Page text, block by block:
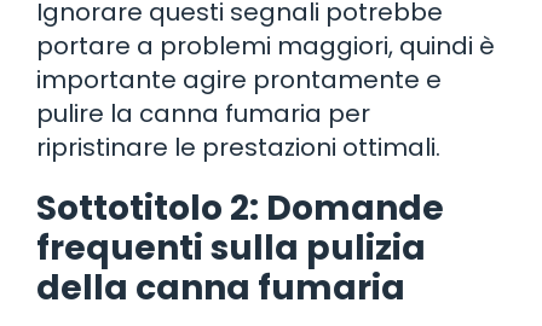
Ignorare questi segnali potrebbe
portare a problemi maggiori, quindi è
importante agire prontamente e
pulire la canna fumaria per
ripristinare le prestazioni ottimali.
Sottotitolo 2: Domande
frequenti sulla pulizia
della canna fumaria